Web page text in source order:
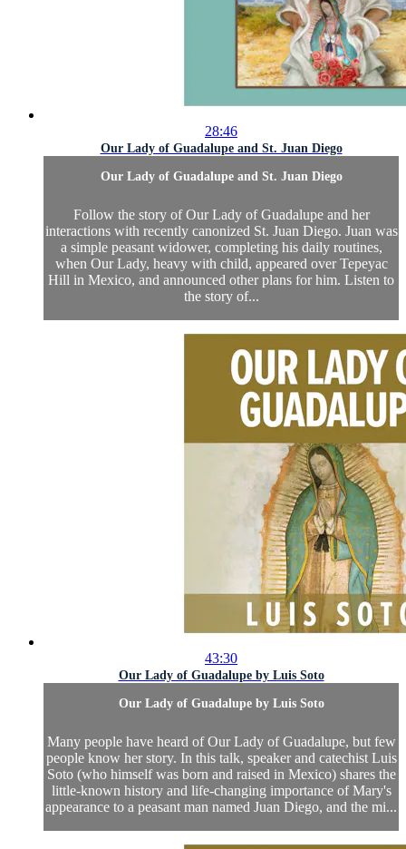
28:46
Our Lady of Guadalupe and St. Juan Diego
Our Lady of Guadalupe and St. Juan Diego
Follow the story of Our Lady of Guadalupe and her
interactions with recently canonized St. Juan Diego. Juan was
a simple peasant widower, completing his daily routines,
when Our Lady, heavy with child, appeared over Tepeyac
Hill in Mexico, and announced other plans for him. Listen to
the story of...
43:30
Our Lady of Guadalupe by Luis Soto
Our Lady of Guadalupe by Luis Soto
Many people have heard of Our Lady of Guadalupe, but few
people know her story. In this talk, speaker and catechist Luis
Soto (who himself was born and raised in Mexico) shares the
little-known history and life-changing importance of Mary's
appearance to a peasant man named Juan Diego, and the mi...